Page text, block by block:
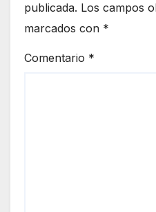
publicada. Los campos
marcados con *
Comentario *